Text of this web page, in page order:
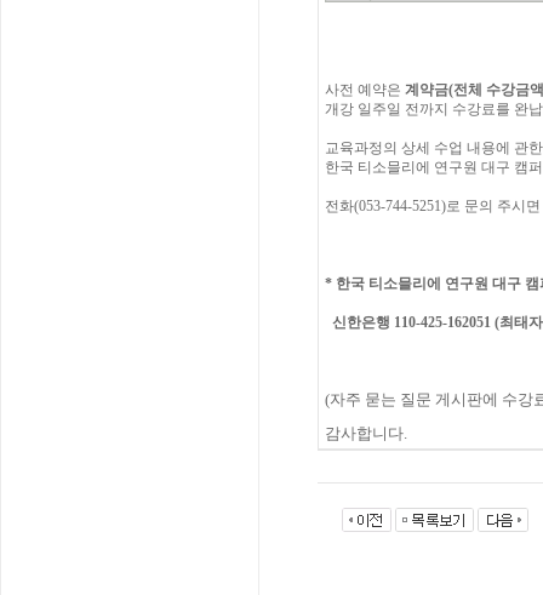
사전 예약은 계약금(전체 수강금
개강 일주일 전까지 수강료를 완
교육과정의 상세 수업 내용에 관한
한국 티소믈리에 연구원 대구 캠
전화(053-744-5251)로 문의 주시면
* 한국 티소믈리에 연구원 대구
신한은행 110-425-162051 (최태
(자주 묻는 질문 게시판에 수강
감사합니다.